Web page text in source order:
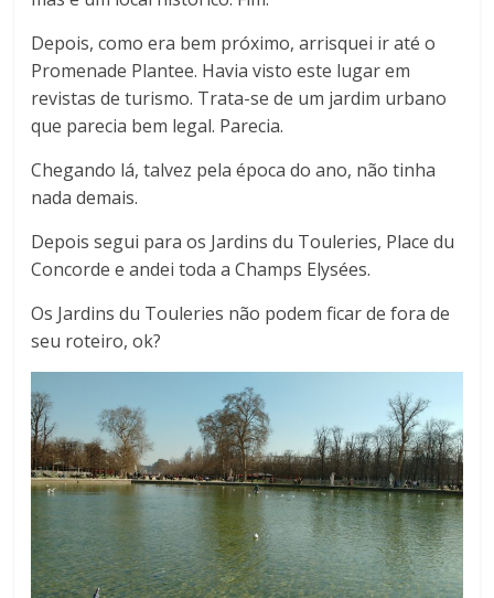
Depois, como era bem próximo, arrisquei ir até o
Promenade Plantee. Havia visto este lugar em
revistas de turismo. Trata-se de um jardim urbano
que parecia bem legal. Parecia.
Chegando lá, talvez pela época do ano, não tinha
nada demais.
Depois segui para os Jardins du Touleries, Place du
Concorde e andei toda a Champs Elysées.
Os Jardins du Touleries não podem ficar de fora de
seu roteiro, ok?